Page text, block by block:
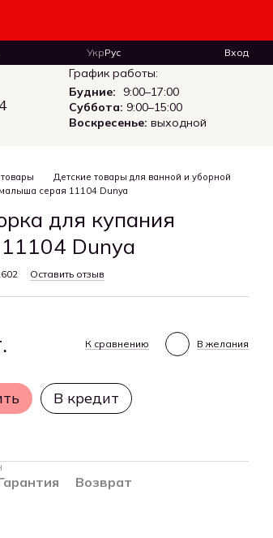
УкрРус Вход
График работы:
Будние:
9:00–17:00
Суббота: 9:00–15:00
Воскресенье: выходной
Детские товары для ванной и уборной
серая 11104 Dunya
для купания
Dunya
Оставить отзыв
К сравнению В желания
В кредит
Возврат